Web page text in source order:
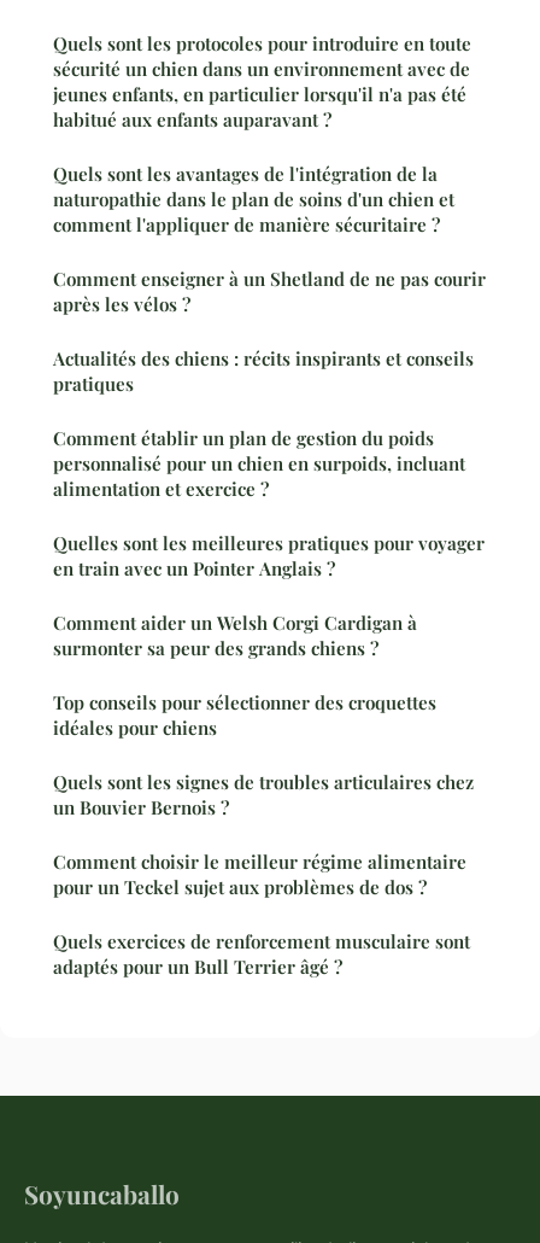
Quels sont les protocoles pour introduire en toute
sécurité un chien dans un environnement avec de
jeunes enfants, en particulier lorsqu'il n'a pas été
habitué aux enfants auparavant ?
Quels sont les avantages de l'intégration de la
naturopathie dans le plan de soins d'un chien et
comment l'appliquer de manière sécuritaire ?
Comment enseigner à un Shetland de ne pas courir
après les vélos ?
Actualités des chiens : récits inspirants et conseils
pratiques
Comment établir un plan de gestion du poids
personnalisé pour un chien en surpoids, incluant
alimentation et exercice ?
Quelles sont les meilleures pratiques pour voyager
en train avec un Pointer Anglais ?
Comment aider un Welsh Corgi Cardigan à
surmonter sa peur des grands chiens ?
Top conseils pour sélectionner des croquettes
idéales pour chiens
Quels sont les signes de troubles articulaires chez
un Bouvier Bernois ?
Comment choisir le meilleur régime alimentaire
pour un Teckel sujet aux problèmes de dos ?
Quels exercices de renforcement musculaire sont
adaptés pour un Bull Terrier âgé ?
Soyuncaballo